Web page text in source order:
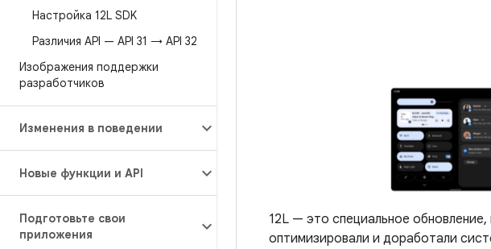
Настройка 12L SDK
Различия API — API 31 → API 32
Изображения поддержки
разработчиков
Изменения в поведении
Новые функции и API
Подготовьте свои
приложения
12L — это специальное
оптимизировали и доработали